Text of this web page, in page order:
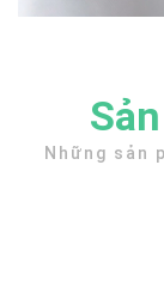
Những sản